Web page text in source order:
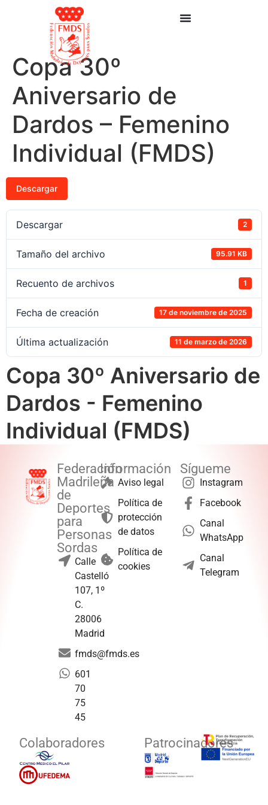
Copa 30º
Aniversario de
Dardos – Femenino
Individual (FMDS)
Descargar
Descargar 2
Tamaño del archivo 95.91 KB
Recuento de archivos 1
Fecha de creación 17 de noviembre de 2025
Última actualización 11 de marzo de 2026
Copa 30º Aniversario de
Dardos - Femenino
Individual (FMDS)
Federación
Madrileña
de
Deportes
para
Personas
Sordas
Calle
Castelló
107, 1º
C.
28006
Madrid
fmds@fmds.es
601
70
75
45
Información
Aviso legal
Política de
protección
de datos
Política de
cookies
Sígueme
Instagram
Facebook
Canal
WhatsApp
Canal
Telegram
Colaboradores Patrocinadores